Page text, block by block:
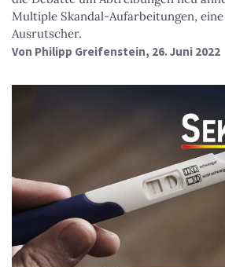
Multiple Skandal-Aufarbeitungen,
Ausrutscher.
Von Philipp Greifenstein, 26. Juni 2022